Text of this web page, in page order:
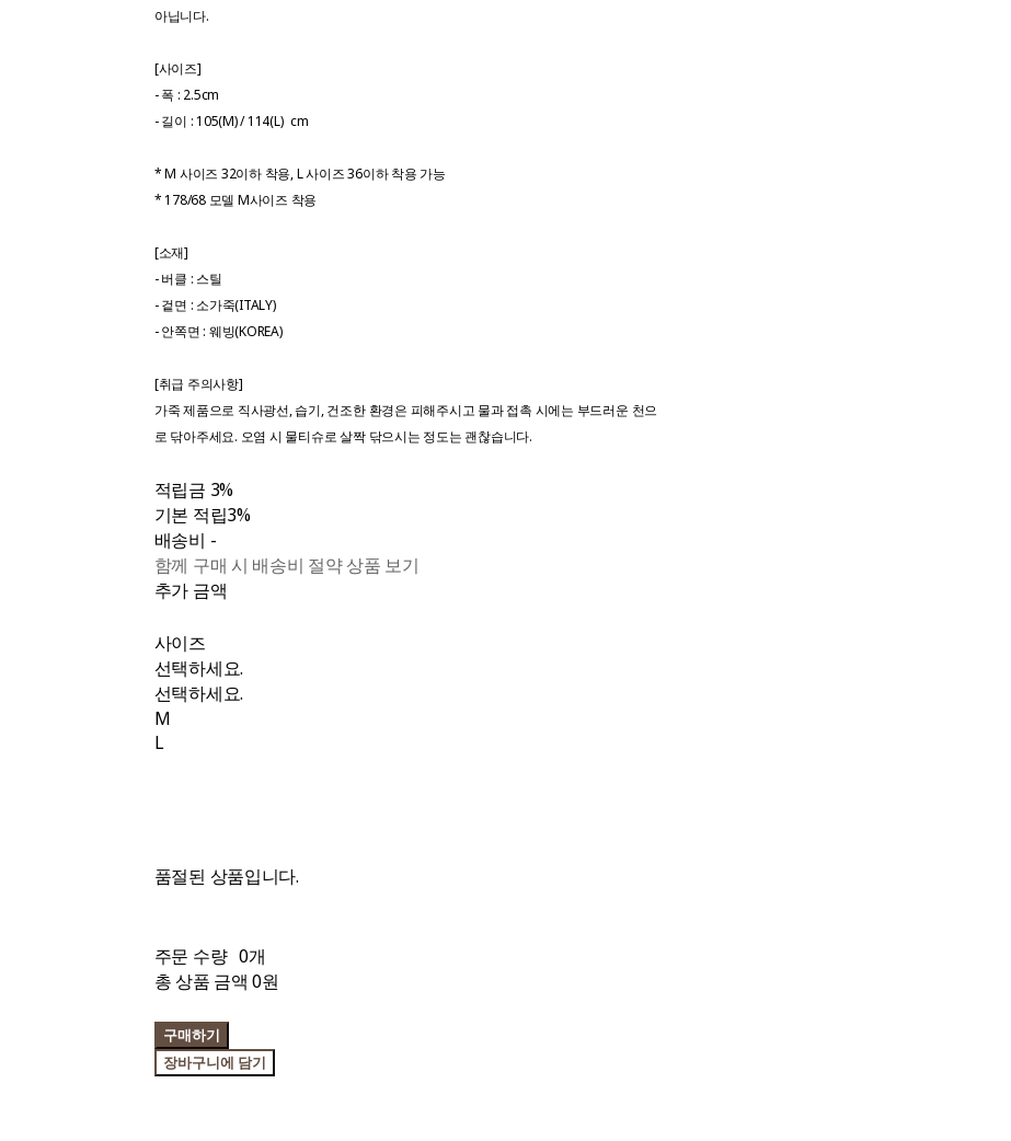
아닙니다.
[사이즈]
- 폭 : 2.5cm
- 길이 : 105(M) / 114(L) cm
* M 사이즈 32이하 착용, L 사이즈 36이하 착용 가능
* 178/68 모델 M사이즈 착용
[소재]
- 버클 : 스틸
- 겉면 : 소가죽(ITALY)
- 안쪽면 : 웨빙(KOREA)
[취급 주의사항]
가죽 제품으로 직사광선, 습기, 건조한 환경은 피해주시고 물과 접촉 시에는 부드러운 천으
로 닦아주세요. 오염 시 물티슈로 살짝 닦으시는 정도는 괜찮습니다.
적립금 3%
기본 적립3%
배송비 -
함께 구매 시 배송비 절약 상품 보기
추가 금액
사이즈
선택하세요.
선택하세요.
M
L
품절된 상품입니다.
주문 수량 0개
총 상품 금액 0원
구매하기
장바구니에 담기